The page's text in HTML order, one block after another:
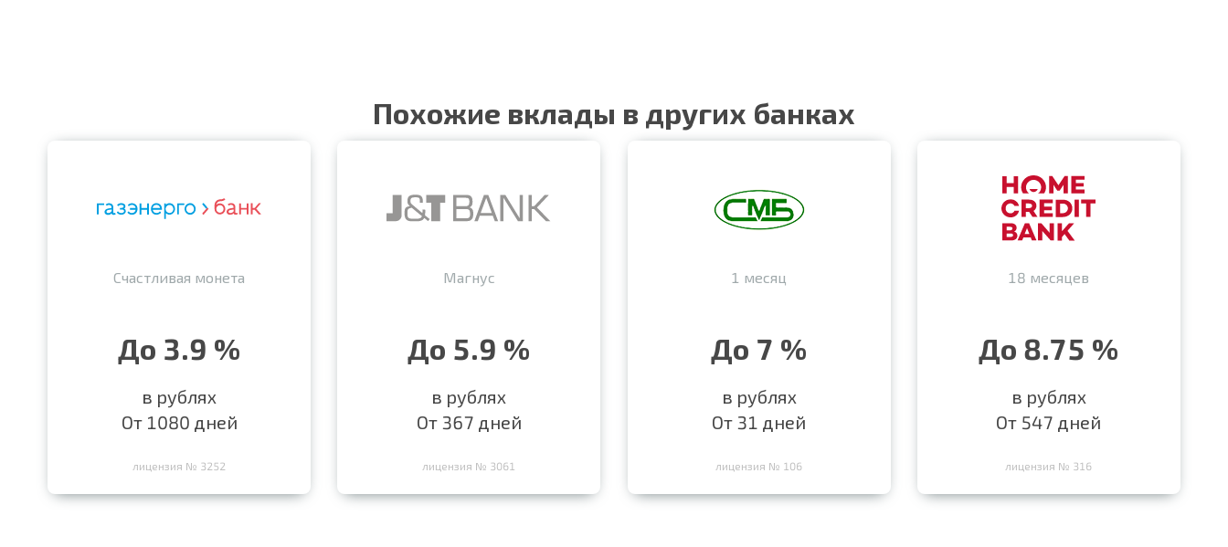
Похожие вклады в других банках
Счастливая монета
До 3.9 %
в рублях
От 1080 дней
лицензия № 3252
Магнус
До 5.9 %
в рублях
От 367 дней
лицензия № 3061
1 месяц
До 7 %
в рублях
От 31 дней
лицензия № 106
18 месяцев
До 8.75 %
в рублях
От 547 дней
лицензия № 316